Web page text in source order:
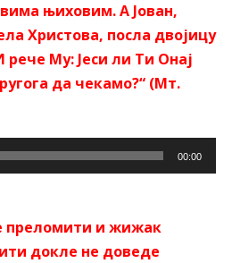
њиховим. А Јован,
Христова, посла двојицу
рече Му: Јеси ли Ти Онај
да чекамо?“ (Мт.
00:00
преломити и жижак
докле не доведе